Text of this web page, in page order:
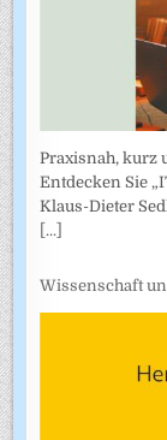
Praxisnah, kurz
Entdecken Sie
Klaus-Dieter
[...]
Wissenschaft